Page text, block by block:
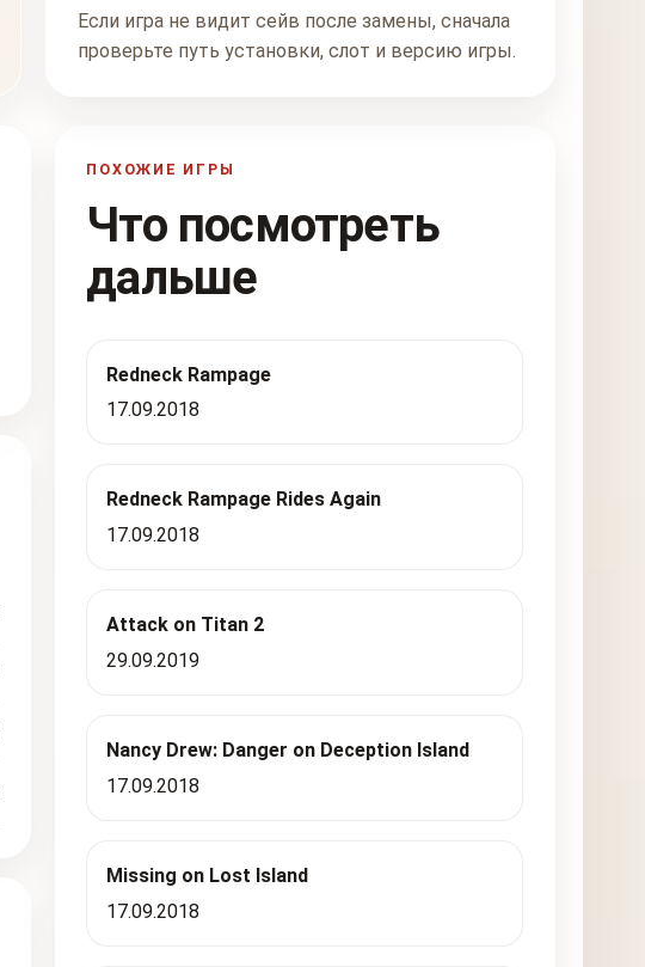
Если игра не видит сейв после замены, сначала
проверьте путь установки, слот и версию игры.
ПОХОЖИЕ ИГРЫ
Что посмотреть
дальше
Redneck Rampage
17.09.2018
Redneck Rampage Rides Again
17.09.2018
Attack on Titan 2
29.09.2019
Nancy Drew: Danger on Deception Island
17.09.2018
Missing on Lost Island
17.09.2018